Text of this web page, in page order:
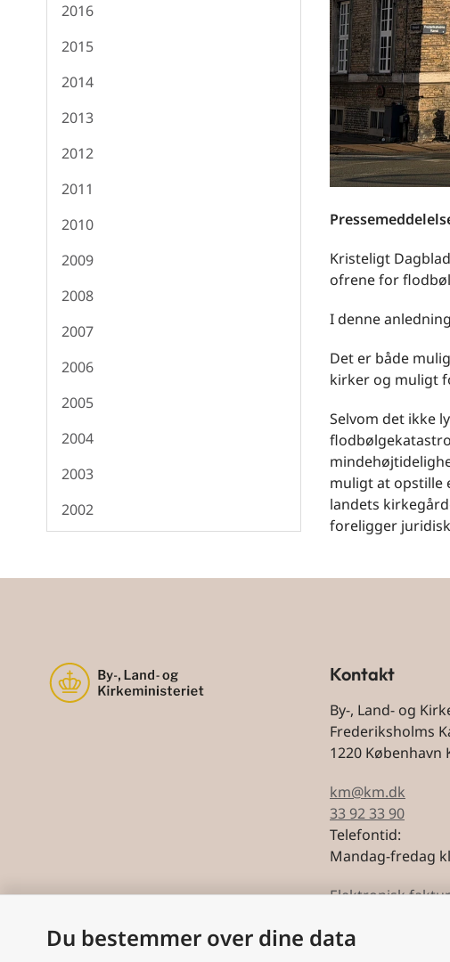
2016
2015
2014
2013
2012
2011
2010
2009
2008
2007
2006
2005
2004
2003
2002
Kristeligt
ofrene for
I denne
Det er både
kirker og muligt
Selvom det ikke
muligt at opstille
landets
foreligger
Kontakt
By-, Land- og
Frederiksholms
1220 København
km@km.dk
33 92 33 90
Telefontid:
Mandag-fredag
Elektronisk
CVR: 59743228
Du bestemmer over dine data